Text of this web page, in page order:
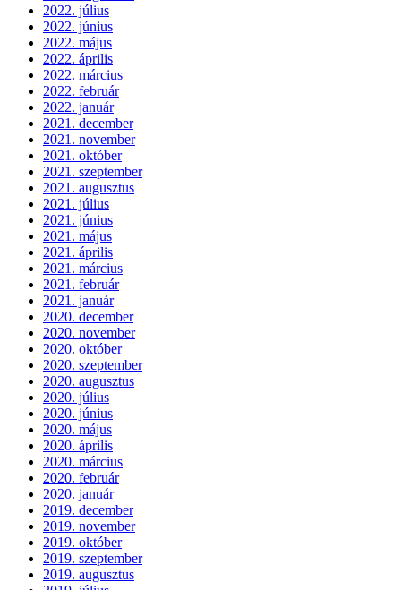
2022. július
2022. június
2022. május
2022. április
2022. március
2022. február
2022. január
2021. december
2021. november
2021. október
2021. szeptember
2021. augusztus
2021. július
2021. június
2021. május
2021. április
2021. március
2021. február
2021. január
2020. december
2020. november
2020. október
2020. szeptember
2020. augusztus
2020. július
2020. június
2020. május
2020. április
2020. március
2020. február
2020. január
2019. december
2019. november
2019. október
2019. szeptember
2019. augusztus